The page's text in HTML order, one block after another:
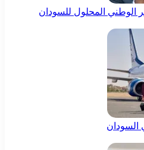
الوطني المحلول للسودان
السودان